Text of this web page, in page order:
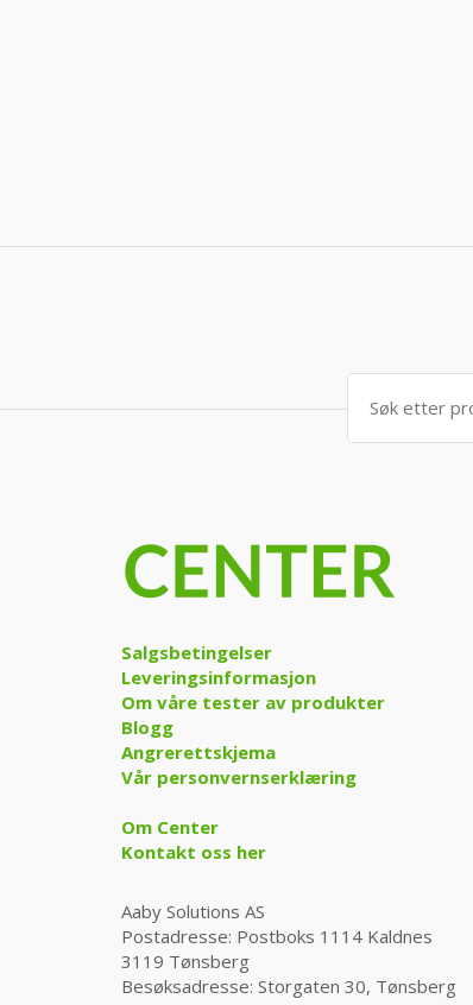
Søk
etter:
Salgsbetingelser
Leveringsinformasjon
Om våre tester av produkter
Blogg
Angrerettskjema
Vår personvernserklæring
Om Center
Kontakt oss her
Aaby Solutions AS
Postadresse: Postboks 1114 Kaldnes
3119 Tønsberg
Besøksadresse: Storgaten 30, Tønsberg